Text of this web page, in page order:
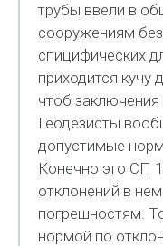
трубы ввели в
сооружениям
спицифических
приходится кучу
чтоб заключения
Геодезисты
допустимые
Конечно это СП
отклонений в
погрешностям.
нормой по